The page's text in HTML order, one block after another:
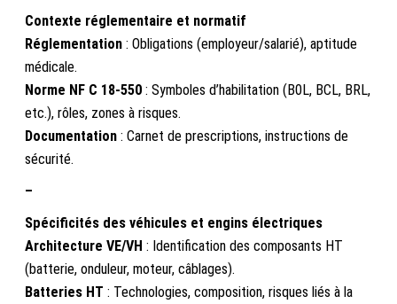
Contexte réglementaire et normatif
Réglementation : Obligations (employeur/salarié), aptitude
médicale.
Norme NF C 18-550 : Symboles d’habilitation (B0L, BCL, BRL,
etc.), rôles, zones à risques.
Documentation : Carnet de prescriptions, instructions de
sécurité.
–
Spécificités des véhicules et engins électriques
Architecture VE/VH : Identification des composants HT
(batterie, onduleur, moteur, câblages).
Batteries HT : Technologies, composition, risques liés à la